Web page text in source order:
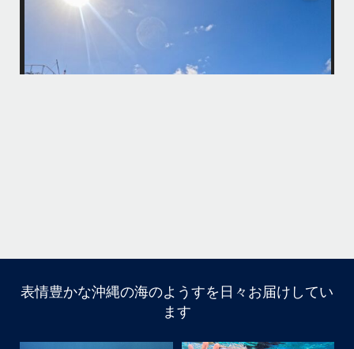
たくさんのご利用本当にありがとうございました
BBQにジェットスキー、バナナボート、SUP、パラセーリングなどな
ど…勇海号を拠点に色々お楽しみ頂きましたよ〜
海も荒れずにいい天気の中開催できたので何よりです
また来年もリピートして頂けたら嬉しいです
10月前半クルーザーチャーター
たくさんのご利用本当にありがとうございました
BBQにジェットスキー、バナナボート、SUP、パラセーリ
表情豊かな沖縄の海のようすを日々お届けしてい
ます